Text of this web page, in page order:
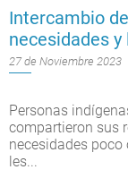
Intercambio
necesidades
27 de Noviembre 2023
Personas
compartieron sus
necesidades
les...